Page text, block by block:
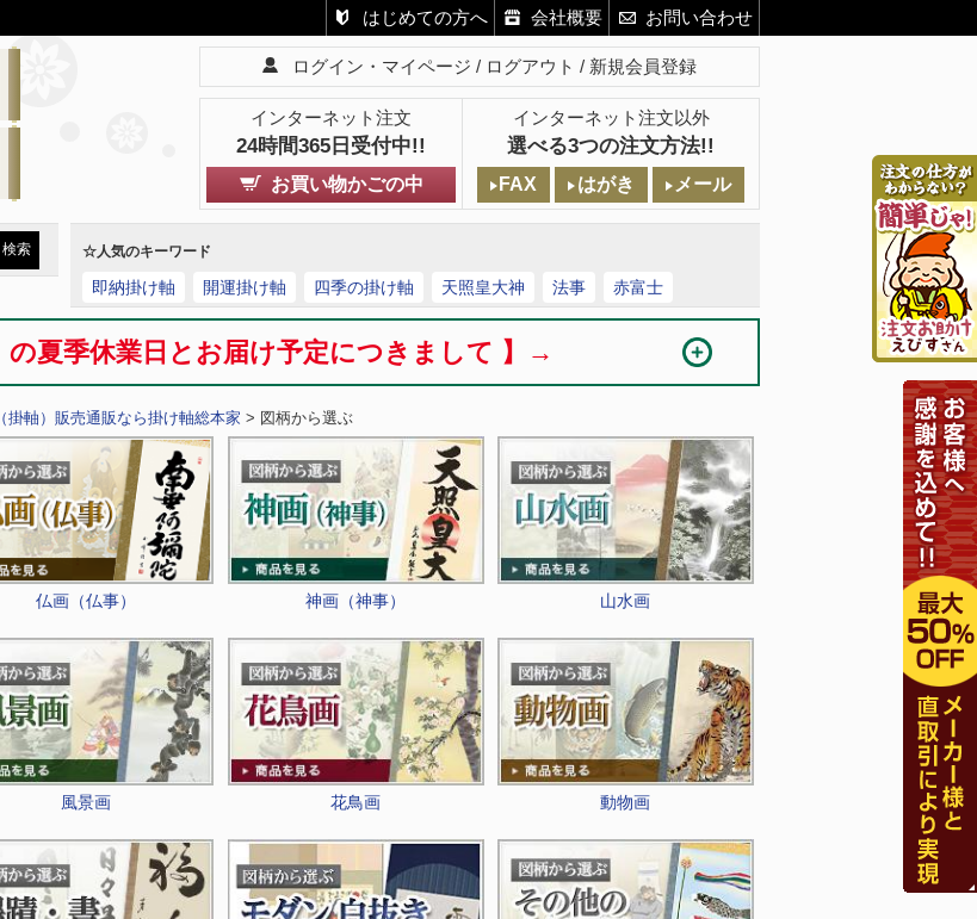
はじめての方へ 会社概要 お問い合わせ
ログイン・マイページ ログアウト 新規会員登録
インターネット注文
24時間365日受付中!!
インターネット注文以外
選べる3つの注文方法!!
お買い物かごの中 FAX はがき メール
☆人気のキーワード
即納掛け軸 開運掛け軸 四季の掛け軸 天照皇大神 法事 赤富士
の夏季休業日とお届け予定につきまして 】→
掛軸）販売通販なら掛け軸総本家 > 図柄から選ぶ
仏画（仏事） 神画（神事） 山水画
風景画 花鳥画 動物画